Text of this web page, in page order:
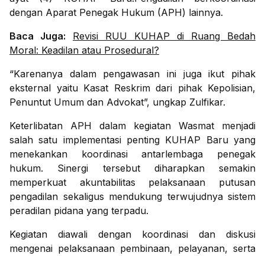
dengan Aparat Penegak Hukum (APH) lainnya.
Baca Juga:
Revisi RUU KUHAP di Ruang Bedah
Moral: Keadilan atau Prosedural?
“Karenanya dalam pengawasan ini juga ikut pihak
eksternal yaitu Kasat Reskrim dari pihak Kepolisian,
Penuntut Umum dan Advokat”, ungkap Zulfikar.
Keterlibatan APH dalam kegiatan Wasmat menjadi
salah satu implementasi penting KUHAP Baru yang
menekankan koordinasi antarlembaga penegak
hukum. Sinergi tersebut diharapkan semakin
memperkuat akuntabilitas pelaksanaan putusan
pengadilan sekaligus mendukung terwujudnya sistem
peradilan pidana yang terpadu.
Kegiatan diawali dengan koordinasi dan diskusi
mengenai pelaksanaan pembinaan, pelayanan, serta